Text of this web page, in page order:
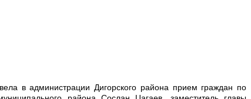
в администрации Дигорского района прием граждан по